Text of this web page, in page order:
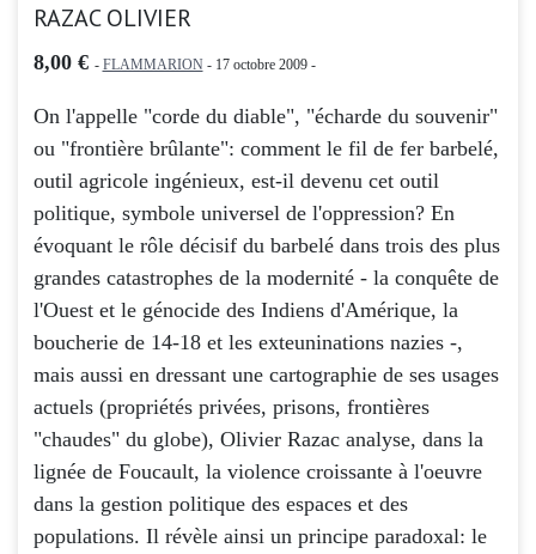
RAZAC OLIVIER
8,00 € - FLAMMARION- 17 octobre 2009 -
On l'appelle "corde du diable", "écharde du souvenir"
ou "frontière brûlante": comment le fil de fer barbelé,
outil agricole ingénieux, est-il devenu cet outil
politique, symbole universel de l'oppression? En
évoquant le rôle décisif du barbelé dans trois des plus
grandes catastrophes de la modernité - la conquête de
l'Ouest et le génocide des Indiens d'Amérique, la
boucherie de 14-18 et les exteuninations nazies -,
mais aussi en dressant une cartographie de ses usages
actuels (propriétés privées, prisons, frontières
"chaudes" du globe), Olivier Razac analyse, dans la
lignée de Foucault, la violence croissante à l'oeuvre
dans la gestion politique des espaces et des
populations. Il révèle ainsi un principe paradoxal: le